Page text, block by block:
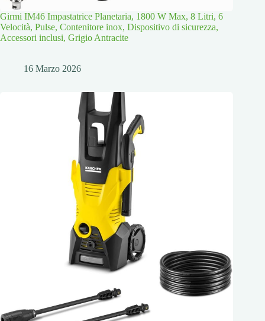
Girmi IM46 Impastatrice Planetaria, 1800 W Max, 8 Litri, 6
Velocità, Pulse, Contenitore inox, Dispositivo di sicurezza,
Accessori inclusi, Grigio Antracite
16 Marzo 2026